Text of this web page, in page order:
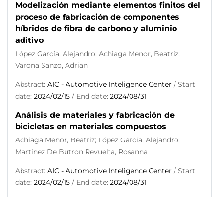
Modelización mediante elementos finitos del
proceso de fabricación de componentes
híbridos de fibra de carbono y aluminio
aditivo
López García, Alejandro; Achiaga Menor, Beatriz;
Varona Sanzo, Adrian
Abstract: AIC - Automotive Inteligence Center / Start
date: 2024/02/15 / End date: 2024/08/31
Análisis de materiales y fabricación de
bicicletas en materiales compuestos
Achiaga Menor, Beatriz; López García, Alejandro;
Martinez De Butron Revuelta, Rosanna
Abstract: AIC - Automotive Inteligence Center / Start
date: 2024/02/15 / End date: 2024/08/31